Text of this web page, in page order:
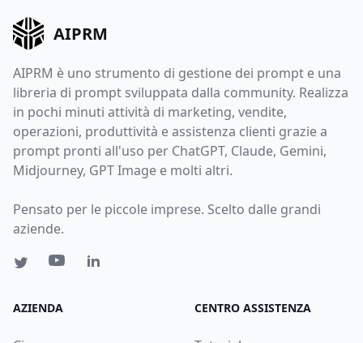
AIPRM
AIPRM è uno strumento di gestione dei prompt e una
libreria di prompt sviluppata dalla community. Realizza
in pochi minuti attività di marketing, vendite,
operazioni, produttività e assistenza clienti grazie a
prompt pronti all'uso per ChatGPT, Claude, Gemini,
Midjourney, GPT Image e molti altri.
Pensato per le piccole imprese. Scelto dalle grandi
aziende.
AZIENDA CENTRO ASSISTENZA